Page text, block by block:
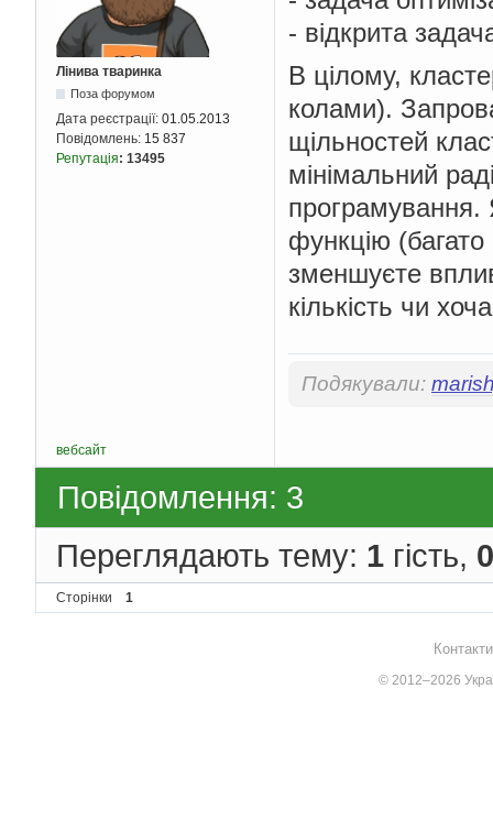
Лінива тваринка
Поза форумом
Дата реєстрації: 01.05.2013
Повідомлень: 15 837
Репутація: 13495
- відкрита
В цілому,
колами).
щільностей
мінімальний
програмування.
функцію (багато
зменшуєте
кількість чи
Подякували:
вебсайт
Повідомлення: 3
Переглядають тему: 1 гість, 0
Сторінки 1
© 2012–2026